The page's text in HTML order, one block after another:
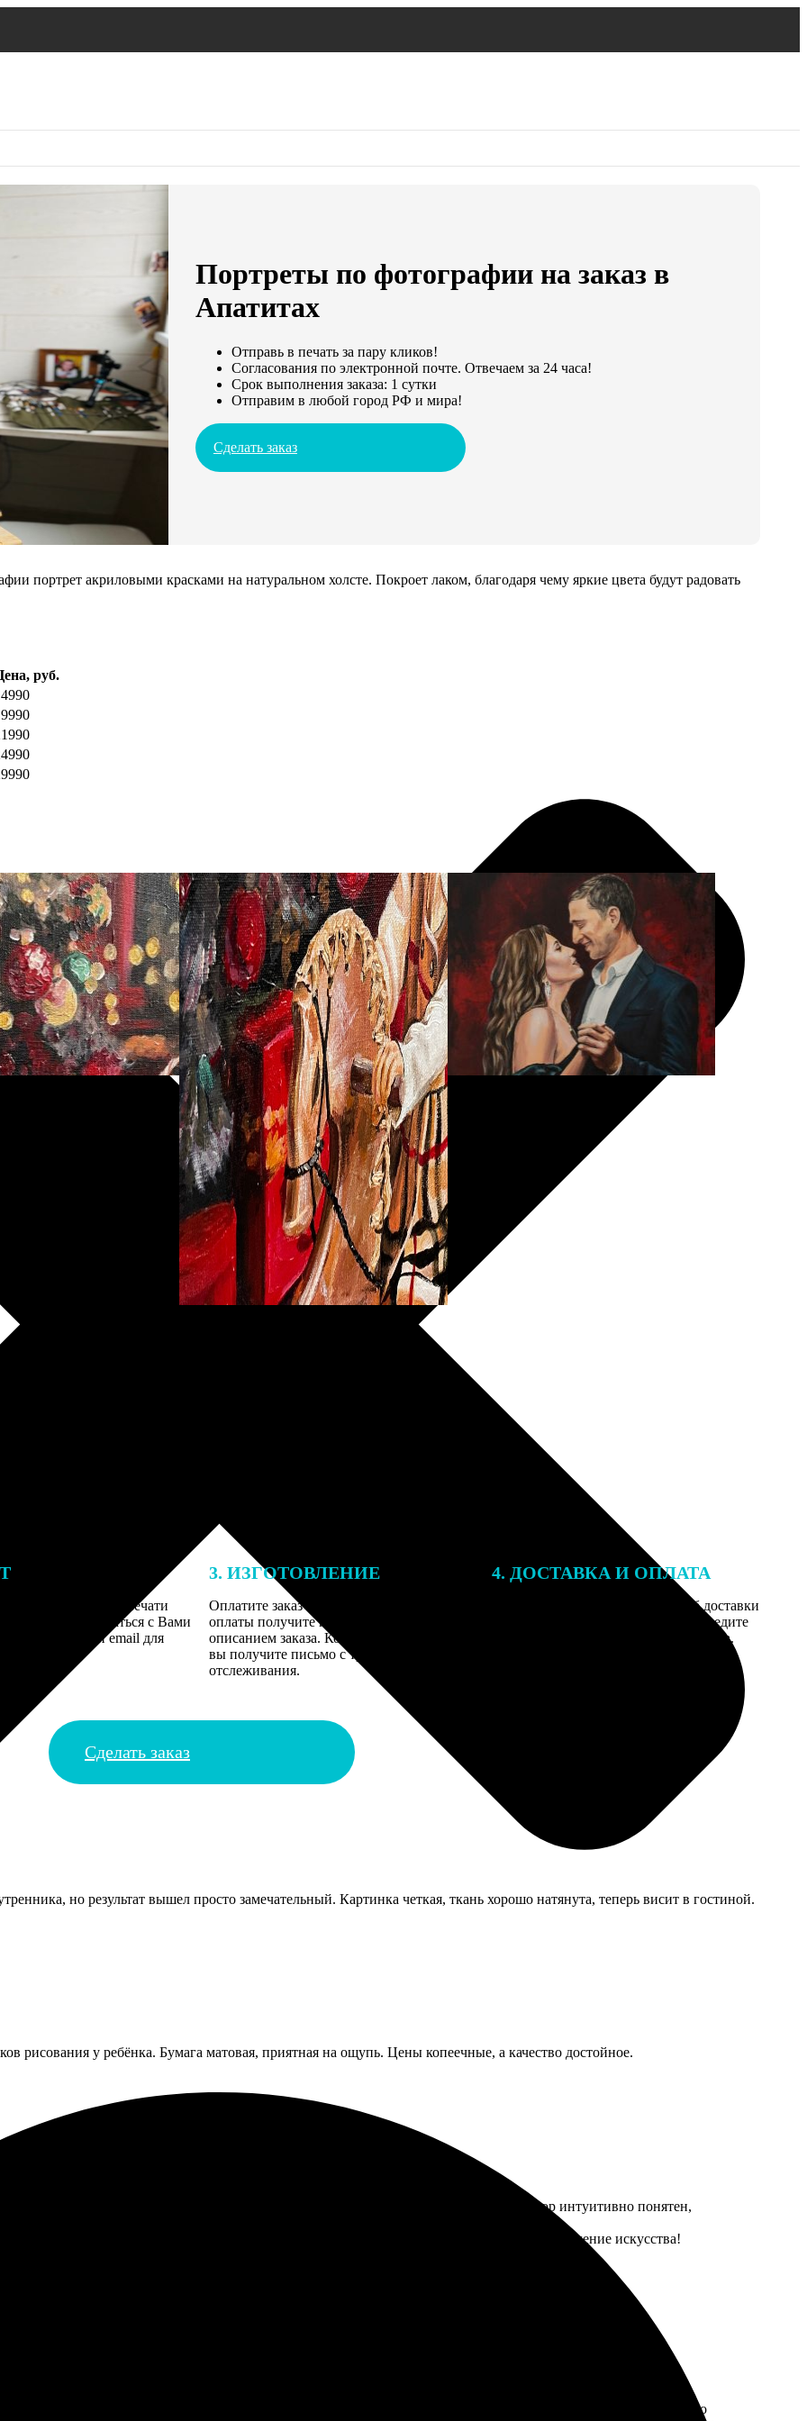
Портреты по фотографии на заказ в
Апатитах
Отправь в печать за пару кликов!
Согласования по электронной почте. Отвечаем за 24 часа!
Срок выполнения заказа: 1 сутки
Отправим в любой город РФ и мира!
Сделать заказ
портрет акриловыми красками на натуральном холсте. Покроет лаком, благодаря чему яркие цвета будут радовать
руб.
заказа к печати
могут связаться с Вами
телефону или email для
3. ИЗГОТОВЛЕНИЕ
Оплатите заказ банковской картой. После
оплаты получите подтверждение на email с
описанием заказа. Когда отправим заказ
вы получите письмо с трек-номером для
отслеживания.
4. ДОСТАВКА И ОПЛАТА
Введите адрес и выберите способ доставки
заказа. Если у вас есть промокод, введите
его в специальное поле для промокода.
Сделать заказ
но результат вышел просто замечательный. Картинка четкая, ткань хорошо натянута, теперь висит в гостиной.
рисования у ребёнка. Бумага матовая, приятная на ощупь. Цены копеечные, а качество достойное.
портреты по фотографии. Оформление заказа прошло легко и быстро. Онлайн-редактор интуитивно понятен,
вовремя, упаковка надежная. Каждое изображение выглядит словно настоящее произведение искусства!
Рекомендую всем, кто ценит хорошую печать и оригинальные подарки!
по фото, ждал уточнений по выбору. Менеджеры вежливы, сразу помогли с выбором. Дали рекомендации по